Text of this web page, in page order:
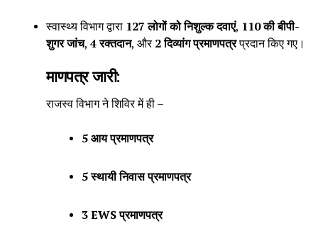
स्वास्थ्य विभाग द्वारा 127 लोगों को निशुल्क दवाएं, 110 की बीपी-
शुगर जांच, 4 रक्तदान, और2 दिव्यांग प्रमाणपत्रप्रदान किए गए।
माणपत्र जारी:
राजस्व विभाग ने शिविर में ही –
5 आय प्रमाणपत्र
5 स्थायी निवास प्रमाणपत्र
3 EWS प्रमाणपत्र